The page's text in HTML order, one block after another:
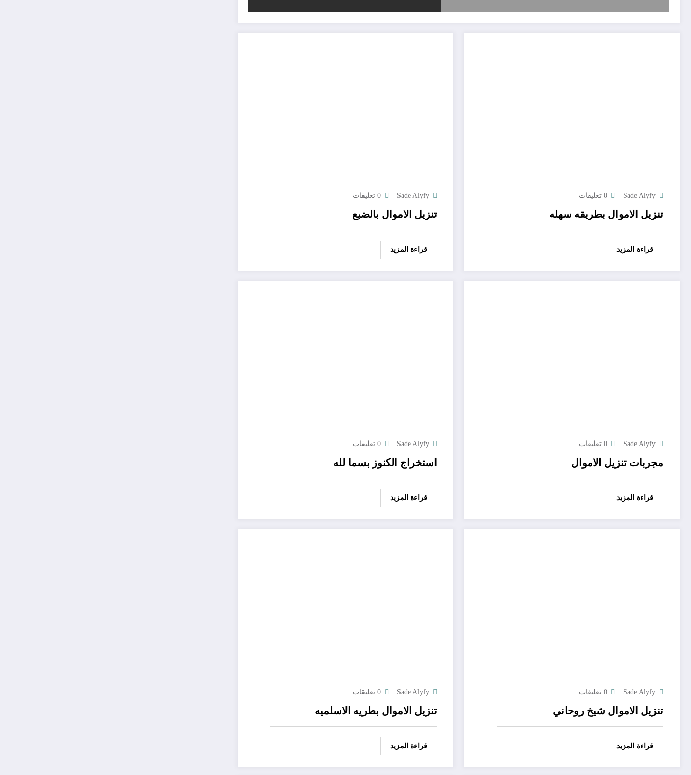
Sade Alyfy 0 تعليقات
تنزيل الاموال بطريقه سهله
قراءة المزيد
Sade Alyfy 0 تعليقات
تنزيل الاموال بالضبع
قراءة المزيد
Sade Alyfy 0 تعليقات
مجربات تنزيل الاموال
قراءة المزيد
Sade Alyfy 0 تعليقات
استخراج الكنوز بسما لله
قراءة المزيد
Sade Alyfy 0 تعليقات
تنزيل الاموال شيخ روحاني
قراءة المزيد
Sade Alyfy 0 تعليقات
تنزيل الاموال بطريه الاسلميه
قراءة المزيد